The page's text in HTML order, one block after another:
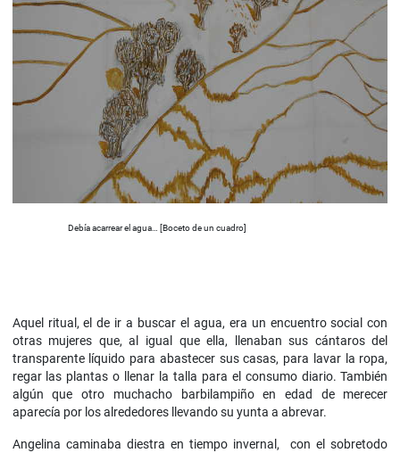
Debía acarrear el agua… [Boceto de un cuadro]
Aquel ritual, el de ir a buscar el agua, era un encuentro social con
otras mujeres que, al igual que ella, llenaban sus cántaros del
transparente líquido para abastecer sus casas, para lavar la ropa,
regar las plantas o llenar la talla para el consumo diario. También
algún que otro muchacho barbilampiño en edad de merecer
aparecía por los alrededores llevando su yunta a abrevar.
Angelina caminaba diestra en tiempo invernal, con el sobretodo